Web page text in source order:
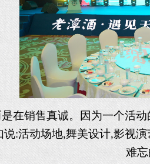
在销售真诚。因为一个活
:活动场地,舞美设计,影视
难忘